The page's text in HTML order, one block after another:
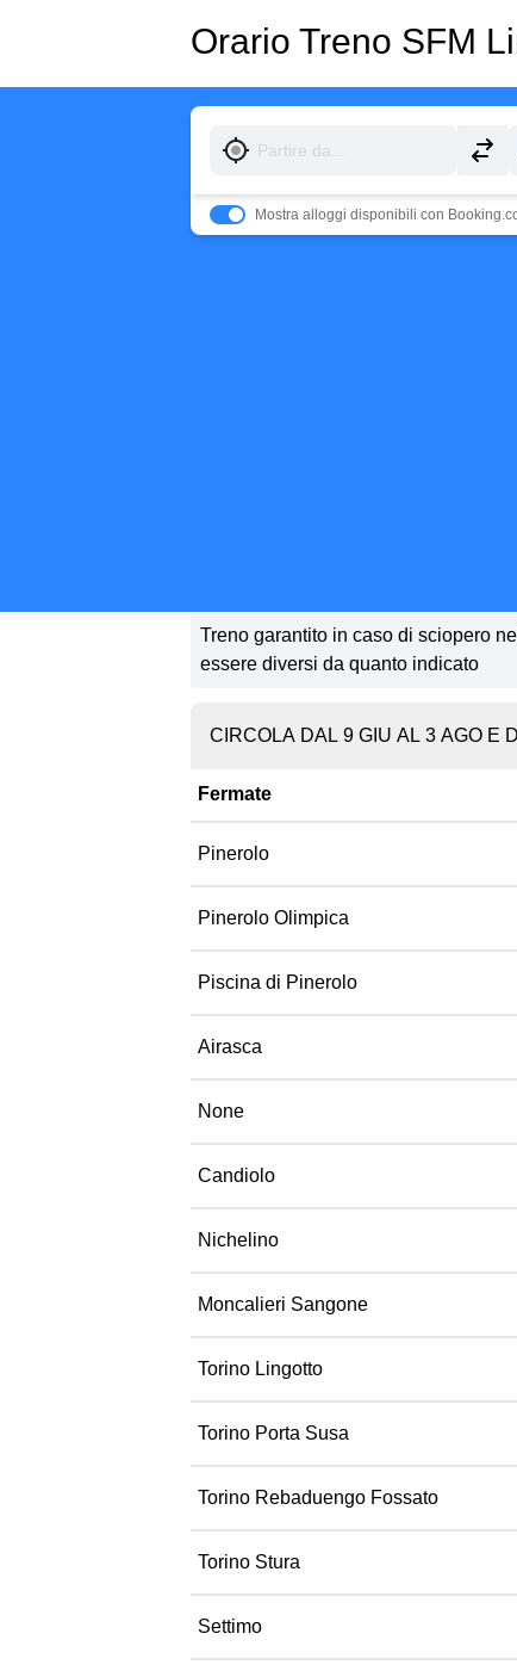
Orario Treno SFM
Mostra alloggi disponibili con
Treno garantito in caso di sciopero
essere diversi da quanto indicato
CIRCOLA DAL 9 GIU AL 3 AGO E
Fermate
Pinerolo
Pinerolo Olimpica
Piscina di Pinerolo
Airasca
None
Candiolo
Nichelino
Moncalieri Sangone
Torino Lingotto
Torino Porta Susa
Torino Rebaduengo Fossato
Torino Stura
Settimo